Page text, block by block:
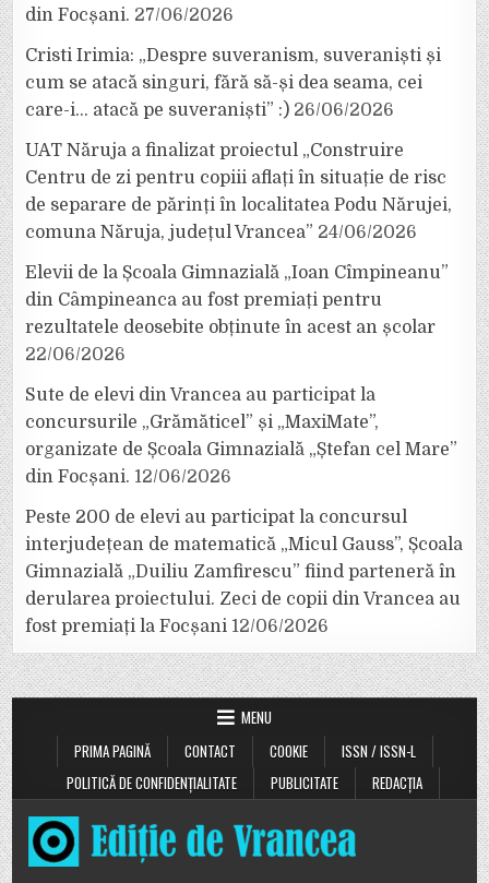
din Focșani. 27/06/2026
Cristi Irimia: „Despre suveranism, suveraniști și
cum se atacă singuri, fără să-și dea seama, cei
care-i… atacă pe suveraniști” :) 26/06/2026
UAT Năruja a finalizat proiectul „Construire
Centru de zi pentru copiii aflați în situație de risc
de separare de părinți în localitatea Podu Nărujei,
comuna Năruja, județul Vrancea” 24/06/2026
Elevii de la Școala Gimnazială „Ioan Cîmpineanu”
din Câmpineanca au fost premiați pentru
rezultatele deosebite obținute în acest an școlar
22/06/2026
Sute de elevi din Vrancea au participat la
concursurile „Grămăticel” și „MaxiMate”,
organizate de Școala Gimnazială „Ștefan cel Mare”
din Focșani. 12/06/2026
Peste 200 de elevi au participat la concursul
interjudețean de matematică „Micul Gauss”, Școala
Gimnazială „Duiliu Zamfirescu” fiind parteneră în
derularea proiectului. Zeci de copii din Vrancea au
fost premiați la Focșani 12/06/2026
MENU
PRIMA PAGINĂ
CONTACT COOKIE
ISSN / ISSN-L
POLITICĂ DE CONFIDENȚIALITATE
PUBLICITATE REDACȚIA